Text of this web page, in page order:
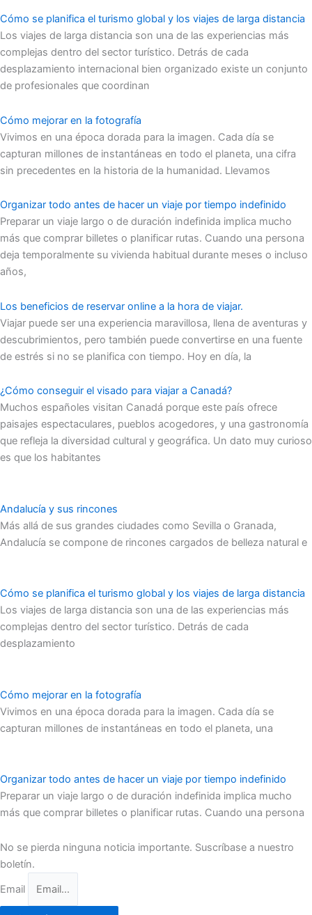
Cómo se planifica el turismo global y los viajes de larga distancia
Los viajes de larga distancia son una de las experiencias más
complejas dentro del sector turístico. Detrás de cada
desplazamiento internacional bien organizado existe un conjunto
de profesionales que coordinan
Cómo mejorar en la fotografía
Vivimos en una época dorada para la imagen. Cada día se
capturan millones de instantáneas en todo el planeta, una cifra
sin precedentes en la historia de la humanidad. Llevamos
Organizar todo antes de hacer un viaje por tiempo indefinido
Preparar un viaje largo o de duración indefinida implica mucho
más que comprar billetes o planificar rutas. Cuando una persona
deja temporalmente su vivienda habitual durante meses o incluso
años,
Los beneficios de reservar online a la hora de viajar.
Viajar puede ser una experiencia maravillosa, llena de aventuras y
descubrimientos, pero también puede convertirse en una fuente
de estrés si no se planifica con tiempo. Hoy en día, la
¿Cómo conseguir el visado para viajar a Canadá?
Muchos españoles visitan Canadá porque este país ofrece
paisajes espectaculares, pueblos acogedores, y una gastronomía
que refleja la diversidad cultural y geográfica. Un dato muy curioso
es que los habitantes
Andalucía y sus rincones
Más allá de sus grandes ciudades como Sevilla o Granada,
Andalucía se compone de rincones cargados de belleza natural e
Cómo se planifica el turismo global y los viajes de larga distancia
Los viajes de larga distancia son una de las experiencias más
complejas dentro del sector turístico. Detrás de cada
desplazamiento
Cómo mejorar en la fotografía
Vivimos en una época dorada para la imagen. Cada día se
capturan millones de instantáneas en todo el planeta, una
Organizar todo antes de hacer un viaje por tiempo indefinido
Preparar un viaje largo o de duración indefinida implica mucho
más que comprar billetes o planificar rutas. Cuando una persona
No se pierda ninguna noticia importante. Suscríbase a nuestro
boletín.
Email